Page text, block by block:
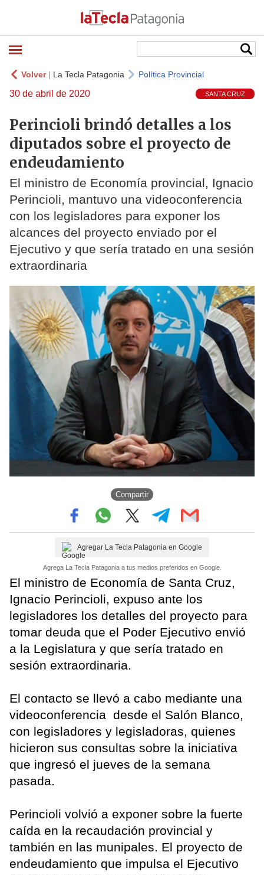
Volver| La Tecla Patagonia Política Provincial
30 de abril de 2020 SANTA CRUZ
Perincioli brindó detalles a los
diputados sobre el proyecto de
endeudamiento
El ministro de Economía provincial, Ignacio
Perincioli, mantuvo una videoconferencia
con los legisladores para exponer los
alcances del proyecto enviado por el
Ejecutivo y que sería tratado en una sesión
extraordinaria
Compartir
Agregar La Tecla Patagonia en Google
Agrega La Tecla Patagonia a tus medios preferidos en Google.
El ministro de Economía de Santa Cruz,
Ignacio Perincioli, expuso ante los
legisladores los detalles del proyecto para
tomar deuda que el Poder Ejecutivo envió
a la Legislatura y que sería tratado en
sesión extraordinaria.
El contacto se llevó a cabo mediante una
videoconferencia desde el Salón Blanco,
con legisladores y legisladoras, quienes
hicieron sus consultas sobre la iniciativa
que ingresó el jueves de la semana
pasada.
Perincioli volvió a exponer sobre la fuerte
caída en la recaudación provincial y
también en las munipales. El proyecto de
endeudamiento que impulsa el Ejecutivo